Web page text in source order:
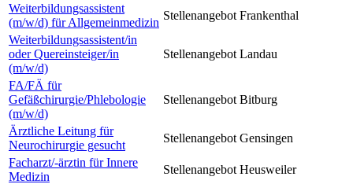
Weiterbildungsassistent
(m/w/d) für Allgemeinmedizin
Stellenangebot Frankenthal
Weiterbildungsassistent/in
oder Quereinsteiger/in
(m/w/d)
Stellenangebot Landau
FA/FÄ für
Gefäßchirurgie/Phlebologie
(m/w/d)
Stellenangebot Bitburg
Ärztliche Leitung für
Neurochirurgie gesucht
Stellenangebot Gensingen
Facharzt/-ärztin für Innere
Medizin
Stellenangebot Heusweiler